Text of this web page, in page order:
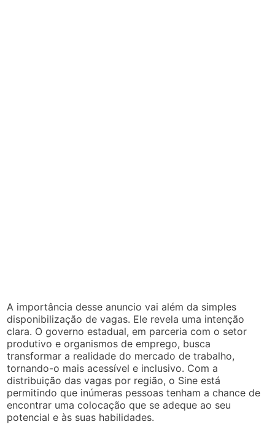
A importância desse anuncio vai além da simples
disponibilização de vagas. Ele revela uma intenção
clara. O governo estadual, em parceria com o setor
produtivo e organismos de emprego, busca
transformar a realidade do mercado de trabalho,
tornando-o mais acessível e inclusivo. Com a
distribuição das vagas por região, o Sine está
permitindo que inúmeras pessoas tenham a chance de
encontrar uma colocação que se adeque ao seu
potencial e às suas habilidades.